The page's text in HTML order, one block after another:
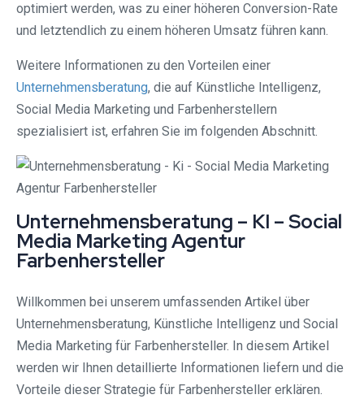
optimiert werden, was zu einer höheren Conversion-Rate
und letztendlich zu einem höheren Umsatz führen kann.
Weitere Informationen zu den Vorteilen einer
Unternehmensberatung, die auf Künstliche Intelligenz,
Social Media Marketing und Farbenherstellern
spezialisiert ist, erfahren Sie im folgenden Abschnitt.
Unternehmensberatung – KI – Social
Media Marketing Agentur
Farbenhersteller
Willkommen bei unserem umfassenden Artikel über
Unternehmensberatung, Künstliche Intelligenz und Social
Media Marketing für Farbenhersteller. In diesem Artikel
werden wir Ihnen detaillierte Informationen liefern und die
Vorteile dieser Strategie für Farbenhersteller erklären.